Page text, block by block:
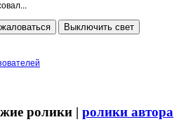
Выключить свет
ролики | ролики автора